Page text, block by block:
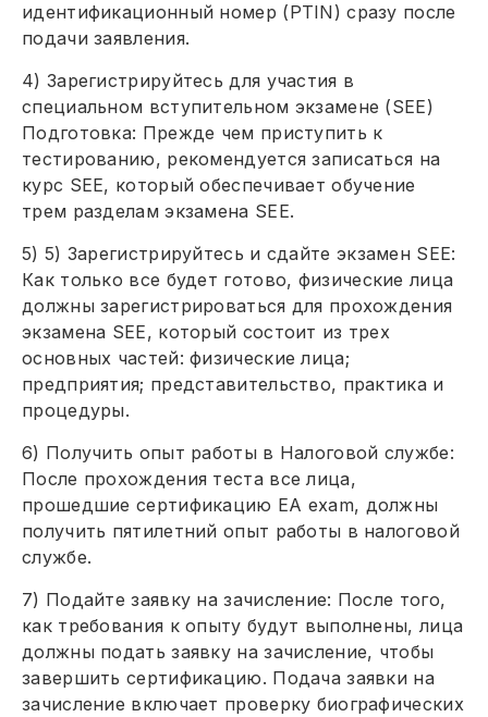
идентификационный номер (PTIN) сразу после
подачи заявления.
4) Зарегистрируйтесь для участия в
специальном вступительном экзамене (SEE)
Подготовка: Прежде чем приступить к
тестированию, рекомендуется записаться на
курс SEE, который обеспечивает обучение
трем разделам экзамена SEE.
5) 5) Зарегистрируйтесь и сдайте экзамен SEE:
Как только все будет готово, физические лица
должны зарегистрироваться для прохождения
экзамена SEE, который состоит из трех
основных частей: физические лица;
предприятия; представительство, практика и
процедуры.
6) Получить опыт работы в Налоговой службе:
После прохождения теста все лица,
прошедшие сертификацию EA exam, должны
получить пятилетний опыт работы в налоговой
службе.
7) Подайте заявку на зачисление: После того,
как требования к опыту будут выполнены, лица
должны подать заявку на зачисление, чтобы
завершить сертификацию. Подача заявки на
зачисление включает проверку биографических